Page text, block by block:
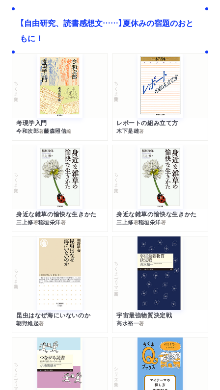
【自由研究、読書感想文……】夏休みの宿題のおと
もに！
ちくま文庫
考現学入門
今和次郎著藤森照信編
ちくま学芸文庫
レポートの組み立て方
木下是雄著
ちくま文庫
身近な雑草の愉快な生きかた
三上修著稲垣栄洋著
ちくま文庫
身近な雑草の愉快な生きかた
三上修著稲垣栄洋著
ちくま新書
昆虫はなぜ海にいないのか
朝野維起著
ちくまプリマー新書
宇宙最強物質決定戦
高水裕一著
ちくまプリマー新書 シリーズ・全集